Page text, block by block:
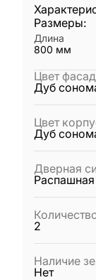
Размеры:
Длина
800 мм
Цвет
Дуб
Цвет
Дуб
Дверная
Распашная
2
Наличие
Нет